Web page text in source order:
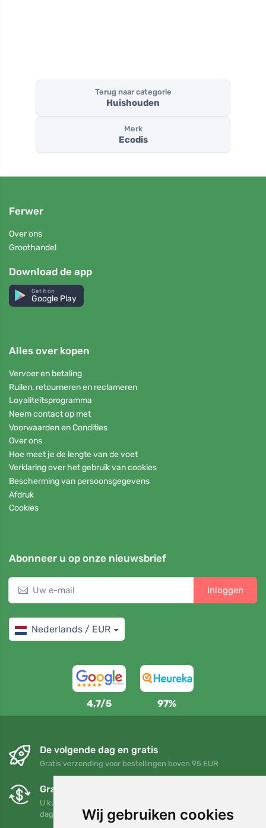
Wij gebruiken cookies
Terug naar categorie
Huishouden
Merk
Ecodis
Ferwer
Over ons
Groothandel
Download de app
Get it on
Google Play
Alles over kopen
Vervoer en betaling
Ruilen, retourneren en reclameren
Loyaliteitsprogramma
Neem contact op met
Voorwaarden en Condities
Over ons
Hoe meet je de lengte van de voet
Verklaring over het gebruik van cookies
Bescherming van persoonsgegevens
Afdruk
Cookies
Abonneer u op onze nieuwsbrief
Inloggen
Nederlands / EUR
4,7/5 97%
De volgende dag en gratis
Gratis verzending voor bestellingen boven 95 EUR
Gratis ruilen en retourneren
U kunt uw bestelling op elk gewenst moment binnen 90
dagen retourneren of ruilen